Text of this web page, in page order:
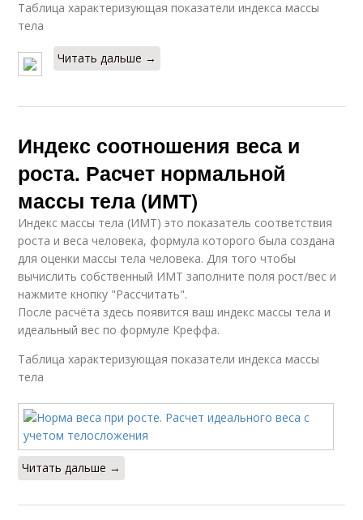
Таблица характеризующая показатели индекса массы
тела
Читать дальше →
Индекс соотношения веса и
роста. Расчет нормальной
массы тела (ИМТ)
Индекс массы тела (ИМТ) это показатель соответствия
роста и веса человека, формула которого была создана
для оценки массы тела человека. Для того чтобы
вычислить собственный ИМТ заполните поля рост/вес и
нажмите кнопку "Рассчитать".
После расчёта здесь появится ваш индекс массы тела и
идеальный вес по формуле Креффа.
Таблица характеризующая показатели индекса массы
тела
Читать дальше →